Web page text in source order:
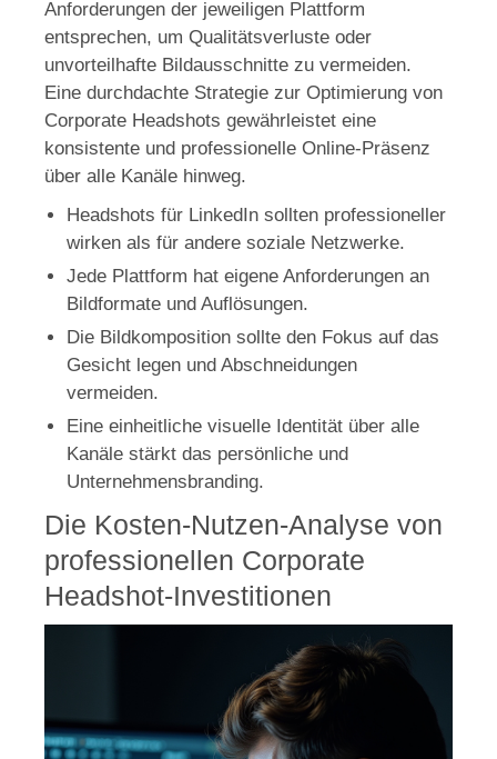
Anforderungen der jeweiligen Plattform
entsprechen, um Qualitätsverluste oder
unvorteilhafte Bildausschnitte zu vermeiden.
Eine durchdachte Strategie zur Optimierung von
Corporate Headshots gewährleistet eine
konsistente und professionelle Online-Präsenz
über alle Kanäle hinweg.
Headshots für LinkedIn sollten professioneller
wirken als für andere soziale Netzwerke.
Jede Plattform hat eigene Anforderungen an
Bildformate und Auflösungen.
Die Bildkomposition sollte den Fokus auf das
Gesicht legen und Abschneidungen
vermeiden.
Eine einheitliche visuelle Identität über alle
Kanäle stärkt das persönliche und
Unternehmensbranding.
Die Kosten-Nutzen-Analyse von
professionellen Corporate
Headshot-Investitionen